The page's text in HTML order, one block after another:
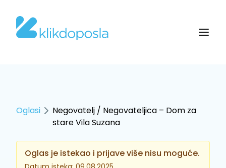
Oglasi
Negovatelj / Negovateljica – Dom za
stare Vila Suzana
Oglas je istekao i prijave više nisu moguće.